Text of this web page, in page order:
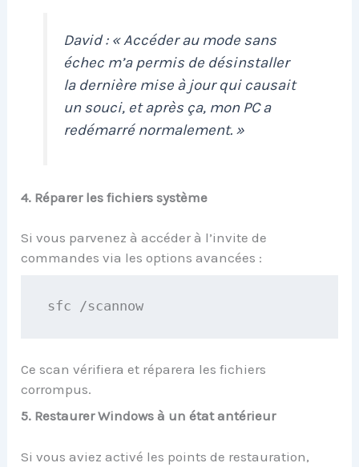
David : « Accéder au mode sans
échec m’a permis de désinstaller
la dernière mise à jour qui causait
un souci, et après ça, mon PC a
redémarré normalement. »
4. Réparer les fichiers système
Si vous parvenez à accéder à l’invite de
commandes via les options avancées :
sfc /scannow
Ce scan vérifiera et réparera les fichiers
corrompus.
5. Restaurer Windows à un état antérieur
Si vous aviez activé les points de restauration,